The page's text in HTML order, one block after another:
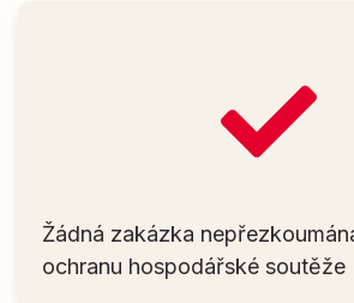
Žádná zakázka
ochranu hospodářské soutěže